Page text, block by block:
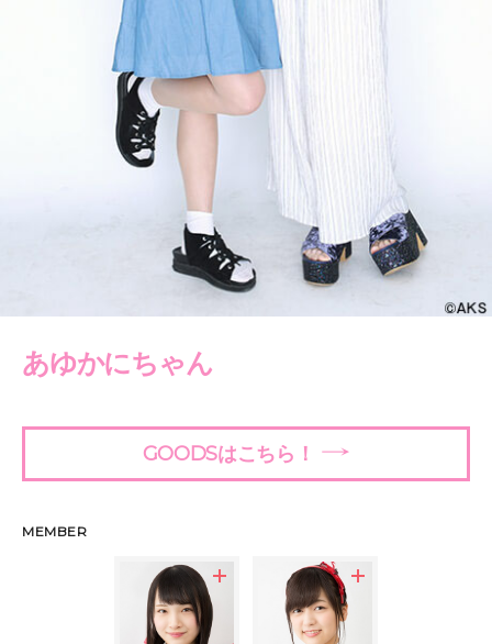
あゆかにちゃん
GOODSはこちら！
MEMBER